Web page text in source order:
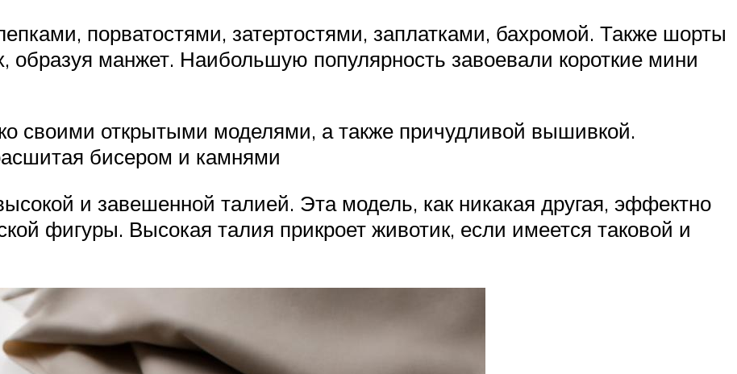
порватостями, затертостями, заплатками, бахромой. Также шорты
образуя манжет. Наибольшую популярность завоевали короткие мини
своими открытыми моделями, а также причудливой вышивкой.
бисером и камнями
и завешенной талией. Эта модель, как никакая другая, эффектно
фигуры. Высокая талия прикроет животик, если имеется таковой и